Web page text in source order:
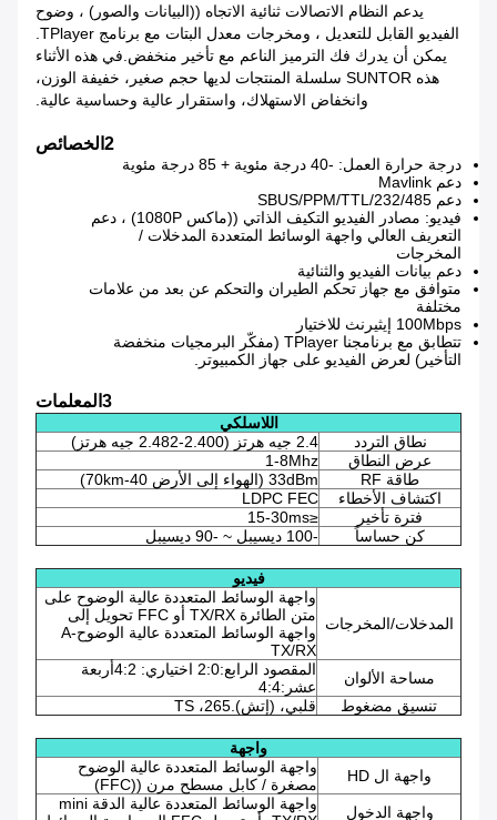
يدعم النظام الاتصالات ثنائية الاتجاه ((البيانات والصور) ، وضوح
الفيديو القابل للتعديل ، ومخرجات معدل البتات مع برنامج TPlayer.
يمكن أن يدرك فك الترميز الناعم مع تأخير منخفض.في هذه الأثناء
هذه SUNTOR سلسلة المنتجات لديها حجم صغير، خفيفة الوزن،
وانخفاض الاستهلاك، واستقرار عالية وحساسية عالية.
2الخصائص
درجة حرارة العمل: -40 درجة مئوية + 85 درجة مئوية
دعم Mavlink
دعم SBUS/PPM/TTL/232/485
فيديو: مصادر الفيديو التكيف الذاتي ((ماكس 1080P) ، دعم
التعريف العالي واجهة الوسائط المتعددة المدخلات /
المخرجات
دعم بيانات الفيديو والثنائية
متوافق مع جهاز تحكم الطيران والتحكم عن بعد من علامات
مختلفة
100Mbps إيثيرنث للاختيار
تتطابق مع برنامجنا TPlayer (مفكّر البرمجيات منخفضة
التأخير) لعرض الفيديو على جهاز الكمبيوتر.
3المعلمات
اللاسلكي
نطاق التردد
2.4 جيه هرتز (2.400-2.482 جيه هرتز)
عرض النطاق
1-8Mhz
طاقة RF
33dBm (الهواء إلى الأرض 40-70km)
اكتشاف الأخطاء
LDPC FEC
فترة تأخير
≤15-30ms
كن حساساً
-100 ديسيبل ~ -90 ديسيبل
فيديو
المدخلات/المخرجات
واجهة الوسائط المتعددة عالية الوضوح على
متن الطائرة TX/RX أو FFC تحويل إلى
واجهة الوسائط المتعددة عالية الوضوح-A
TX/RX
مساحة الألوان
المقصود الرابع:2:0 اختياري: 4:2أربعة
عشر:4:4
تنسيق مضغوط
قلبي، (إتش).265، TS
واجهة
واجهة ال HD
واجهة الوسائط المتعددة عالية الوضوح
مصغرة / كابل مسطح مرن ((FFC)
واجهة الدخول
واجهة الوسائط المتعددة عالية الدقة mini